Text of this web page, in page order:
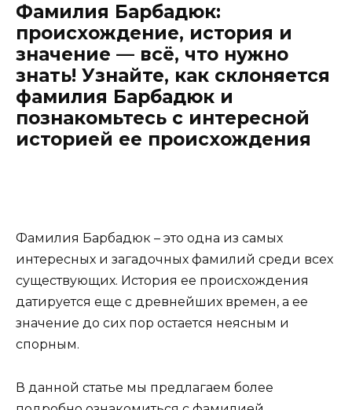
Фамилия Барбадюк:
происхождение, история и
значение — всё, что нужно
знать! Узнайте, как склоняется
фамилия Барбадюк и
познакомьтесь с интересной
историей ее происхождения
Фамилия Барбадюк – это одна из самых
интересных и загадочных фамилий среди всех
существующих. История ее происхождения
датируется еще с древнейших времен, а ее
значение до сих пор остается неясным и
спорным.
В данной статье мы предлагаем более